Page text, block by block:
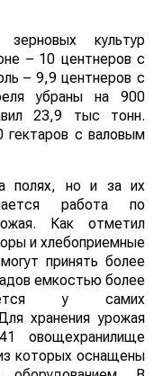
культур
– 10 центнеров с
– 9,9 центнеров с
убраны на 900
23,9 тыс тонн.
с валовым
полях, но и за их
работа по
Как отметил
и хлебоприемные
принять более
емкостью более
у самих
хранения урожая
овощехранилище
которых оснащены